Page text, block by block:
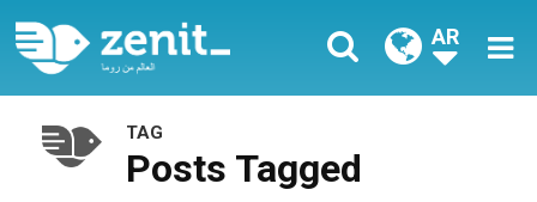
AR
TAG
Posts Tagged